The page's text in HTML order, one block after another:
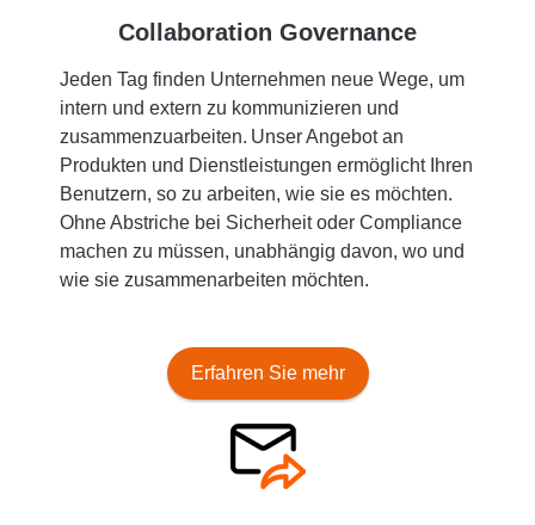
Collaboration Governance
Jeden Tag finden Unternehmen neue Wege, um
intern und extern zu kommunizieren und
zusammenzuarbeiten. Unser Angebot an
Produkten und Dienstleistungen ermöglicht Ihren
Benutzern, so zu arbeiten, wie sie es möchten.
Ohne Abstriche bei Sicherheit oder Compliance
machen zu müssen, unabhängig davon, wo und
wie sie zusammenarbeiten möchten.
Erfahren Sie mehr